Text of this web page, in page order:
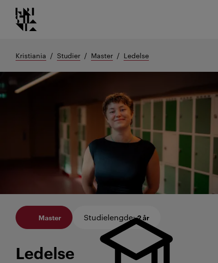
Gå
til
Kristiania logo
Kristiania Studier Master Ledelse
Master Studielengde: 2 år
Ledelse